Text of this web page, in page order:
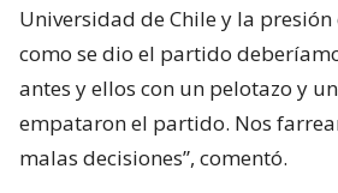
Universidad de Chile y la
como se dio el partido
antes y ellos con un pelotazo y
empataron el partido. Nos
malas decisiones”, comentó.